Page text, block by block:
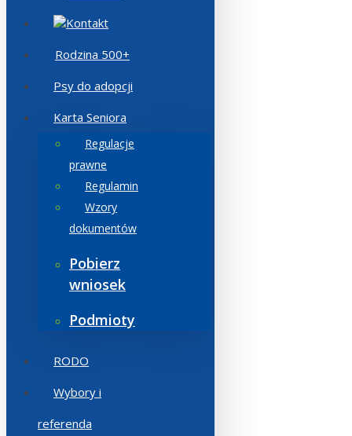
Kontakt
Rodzina 500+
Psy do adopcji
Karta Seniora
Regulacje
prawne
Regulamin
Wzory
dokumentów
Pobierz
wniosek
Podmioty
RODO
Wybory i
referenda